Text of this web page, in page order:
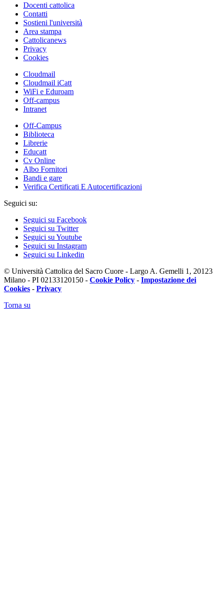
Docenti cattolica
Contatti
Sostieni l'università
Area stampa
Cattolicanews
Privacy
Cookies
Cloudmail
Cloudmail iCatt
WiFi e Eduroam
Off-campus
Intranet
Off-Campus
Biblioteca
Librerie
Educatt
Cv Online
Albo Fornitori
Bandi e gare
Verifica Certificati E Autocertificazioni
Seguici su:
Seguici su Facebook
Seguici su Twitter
Seguici su Youtube
Seguici su Instagram
Seguici su Linkedin
© Università Cattolica del Sacro Cuore - Largo A. Gemelli 1, 20123
Milano - PI 02133120150 - Cookie Policy - Impostazione dei
Cookies - Privacy
Torna su